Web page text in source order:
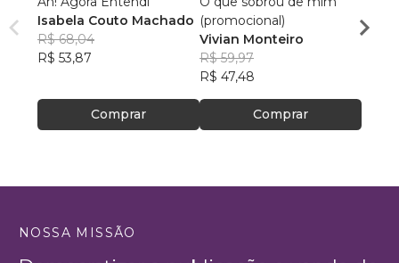
Isabela Couto Machado
R$ 68,04
R$ 53,87
Comprar
(promocional)
Vivian Monteiro
R$ 59,97
R$ 47,48
Comprar
R$
NOSSA MISSÃO